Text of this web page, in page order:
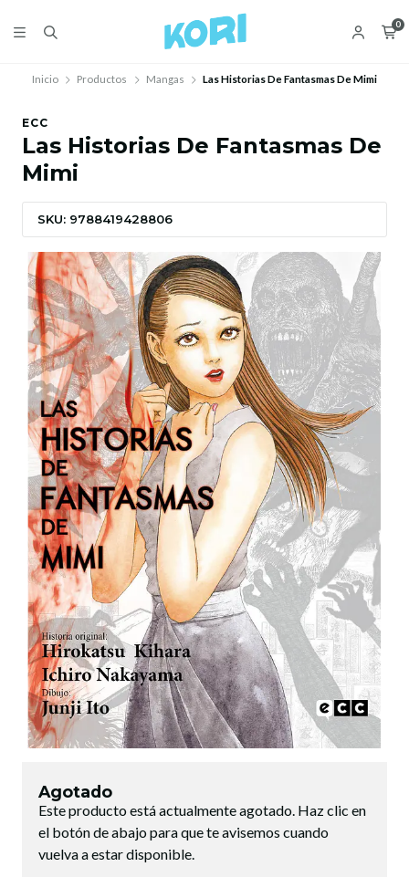
0
Inicio Productos Mangas Las Historias De Fantasmas De Mimi
ECC
Las Historias De Fantasmas De
Mimi
SKU: 9788419428806
Agotado
Este producto está actualmente agotado. Haz clic en
el botón de abajo para que te avisemos cuando
vuelva a estar disponible.